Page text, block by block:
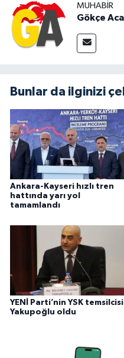
MUHABIR
Gökçe
Bunlar da ilginizi
Ankara-Kayseri hızlı tren
hattında yarı yol
tamamlandı
YENİ Parti’nin YSK temsilcisi
Yakupoğlu oldu